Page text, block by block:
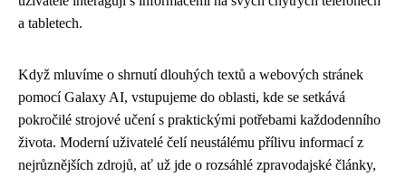
a tabletech.
Když mluvíme o shrnutí dlouhých textů a webových stránek
pomocí Galaxy AI, vstupujeme do oblasti, kde se setkává
pokročilé strojové učení s praktickými potřebami každodenního
života. Moderní uživatelé čelí neustálému přílivu informací z
nejrůznějších zdrojů, ať už jde o rozsáhlé zpravodajské články,